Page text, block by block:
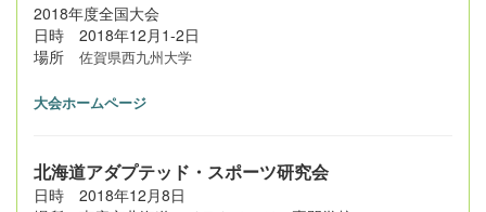
2018年度全国大会
日時 2018年12月1-2日
場所
佐賀県西九州大学
大会ホームページ
北海道アダプテッド・スポーツ研究会
日時 2018年12月8日